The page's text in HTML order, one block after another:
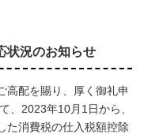
状況のお知らせ
高配を賜り、厚く御礼申
、2023年10月1日から、
た消費税の仕入税額控除